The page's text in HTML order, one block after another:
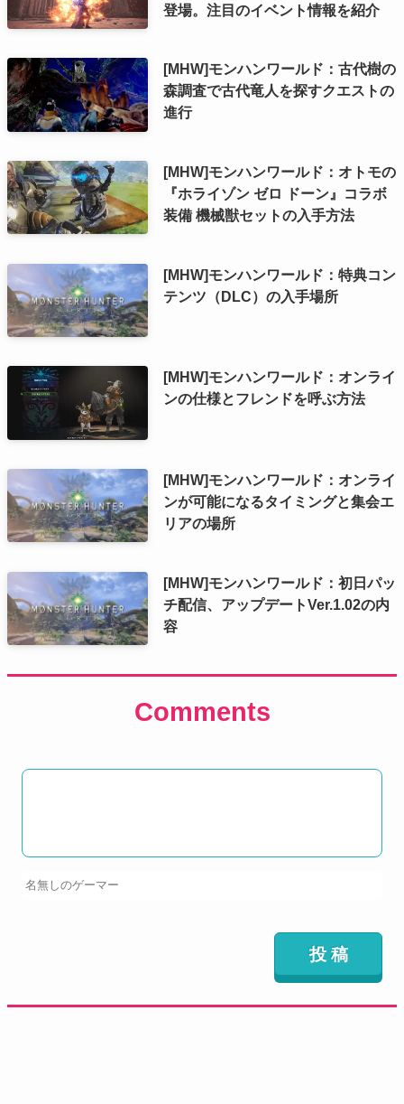
登場。注目のイベント情報を紹介
[MHW]モンハンワールド：古代樹の
森調査で古代竜人を探すクエストの
進行
[MHW]モンハンワールド：オトモの
『ホライゾン ゼロ ドーン』コラボ
装備 機械獣セットの入手方法
[MHW]モンハンワールド：特典コン
テンツ（DLC）の入手場所
[MHW]モンハンワールド：オンライ
ンの仕様とフレンドを呼ぶ方法
[MHW]モンハンワールド：オンライ
ンが可能になるタイミングと集会エ
リアの場所
[MHW]モンハンワールド：初日パッ
チ配信、アップデートVer.1.02の内
容
Comments